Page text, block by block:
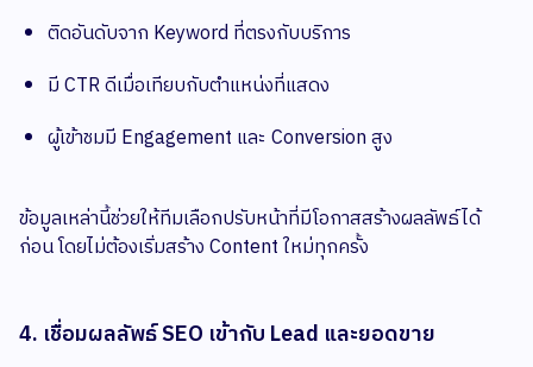
ติดอันดับจาก Keyword ที่ตรงกับบริการ
มี CTR ดีเมื่อเทียบกับตำแหน่งที่แสดง
ผู้เข้าชมมี Engagement และ Conversion สูง
ข้อมูลเหล่านี้ช่วยให้ทีมเลือกปรับหน้าที่มีโอกาสสร้างผลลัพธ์ได้
ก่อน โดยไม่ต้องเริ่มสร้าง Content ใหม่ทุกครั้ง
4. เชื่อมผลลัพธ์ SEO เข้ากับ Lead และยอดขาย